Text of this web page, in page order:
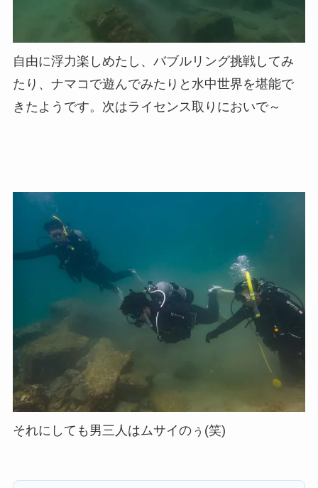
自由に浮力楽しめたし、バブルリング挑戦してみ
たり、ナマコで遊んでみたりと水中世界を堪能で
きたようです。次はライセンス取りにおいで～
それにしても男三人はムサイのぅ(笑)